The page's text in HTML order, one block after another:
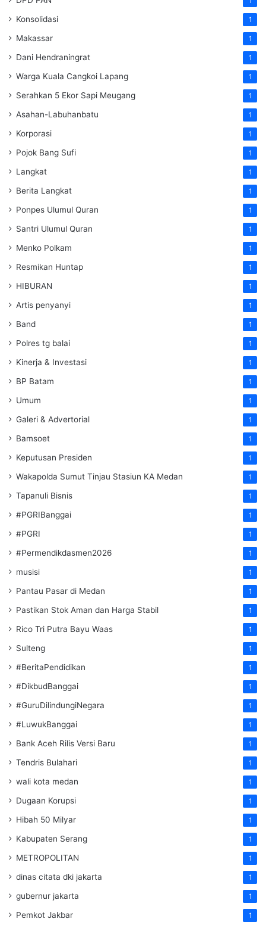
Konsolidasi 1
Makassar 1
Dani Hendraningrat 1
Warga Kuala Cangkoi Lapang 1
Serahkan 5 Ekor Sapi Meugang 1
Asahan-Labuhanbatu 1
Korporasi 1
Pojok Bang Sufi 1
Langkat 1
Berita Langkat 1
Ponpes Ulumul Quran 1
Santri Ulumul Quran 1
Menko Polkam 1
Resmikan Huntap 1
HIBURAN 1
Artis penyanyi 1
Band 1
Polres tg balai 1
Kinerja & Investasi 1
BP Batam 1
Umum 1
Galeri & Advertorial 1
Bamsoet 1
Keputusan Presiden 1
Wakapolda Sumut Tinjau Stasiun KA Medan 1
Tapanuli Bisnis 1
#PGRIBanggai 1
#PGRI 1
#Permendikdasmen2026 1
musisi 1
Pantau Pasar di Medan 1
Pastikan Stok Aman dan Harga Stabil 1
Rico Tri Putra Bayu Waas 1
Sulteng 1
#BeritaPendidikan 1
#DikbudBanggai 1
#GuruDilindungiNegara 1
#LuwukBanggai 1
Bank Aceh Rilis Versi Baru 1
Tendris Bulahari 1
wali kota medan 1
Dugaan Korupsi 1
Hibah 50 Milyar 1
Kabupaten Serang 1
METROPOLITAN 1
dinas citata dki jakarta 1
gubernur jakarta 1
Pemkot Jakbar 1